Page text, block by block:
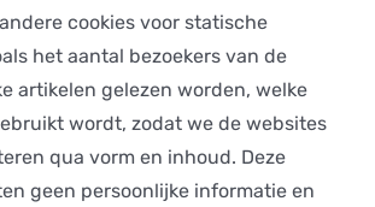
cookies voor statische
het aantal bezoekers van de
artikelen gelezen worden, welke
wordt, zodat we de websites
qua vorm en inhoud. Deze
geen persoonlijke informatie en